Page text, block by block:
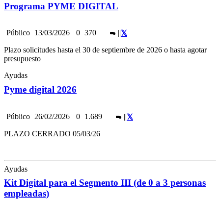
Programa PYME DIGITAL
Público 13/03/2026 0 370 ||
Plazo solicitudes hasta el 30 de septiembre de 2026 o hasta agotar
presupuesto
Ayudas
Pyme digital 2026
Público 26/02/2026 0 1.689 ||
PLAZO CERRADO 05/03/26
Ayudas
Kit Digital para el Segmento III (de 0 a 3 personas
empleadas)